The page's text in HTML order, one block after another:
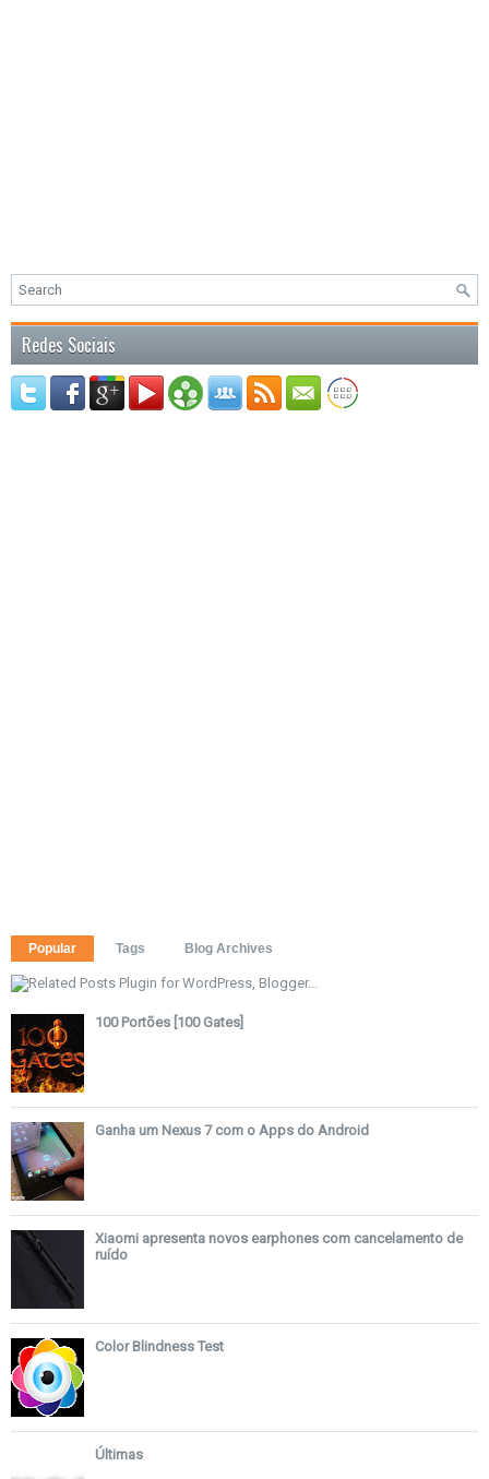
Redes Sociais
Popular Tags Blog Archives
100 Portões [100 Gates]
Ganha um Nexus 7 com o Apps do Android
Xiaomi apresenta novos earphones com cancelamento de
ruído
Color Blindness Test
Últimas